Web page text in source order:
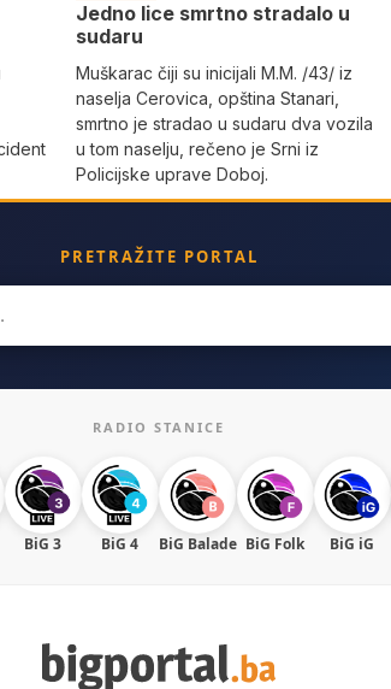
Јedno lice smrtno stradalo u
sudaru
Muškarac čiji su inicijali M.M. /43/ iz
naselja Cerovica, opština Stanari,
smrtno je stradao u sudaru dva vozila
u tom naselju, rečeno je Srni iz
Policijske uprave Doboj.
PRETRAŽITE PORTAL
RADIO STANICE
BiG 3 BiG 4 BiG Balade BiG Folk BiG iG